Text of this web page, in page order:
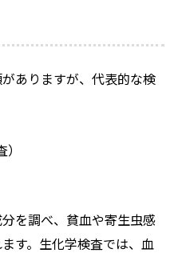
ありますが、代表的な検
を調べ、貧血や寄生虫感
す。生化学検査では、血